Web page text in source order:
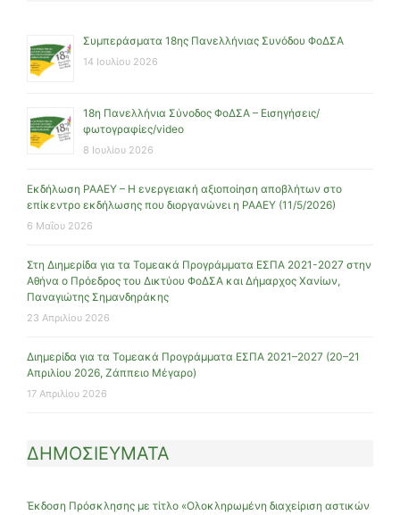
Συμπεράσματα 18ης Πανελλήνιας Συνόδου ΦοΔΣΑ
14 Ιουλίου 2026
18η Πανελλήνια Σύνοδος ΦοΔΣΑ – Εισηγήσεις/
φωτογραφίες/video
8 Ιουλίου 2026
Εκδήλωση ΡΑΑΕΥ – Η ενεργειακή αξιοποίηση αποβλήτων στο
επίκεντρο εκδήλωσης που διοργανώνει η ΡΑΑΕΥ (11/5/2026)
6 Μαΐου 2026
Στη Διημερίδα για τα Τομεακά Προγράμματα ΕΣΠΑ 2021-2027 στην
Αθήνα ο Πρόεδρος του Δικτύου ΦοΔΣΑ και Δήμαρχος Χανίων,
Παναγιώτης Σημανδηράκης
23 Απριλίου 2026
Διημερίδα για τα Τομεακά Προγράμματα ΕΣΠΑ 2021–2027 (20–21
Απριλίου 2026, Ζάππειο Μέγαρο)
17 Απριλίου 2026
ΔΗΜΟΣΙΕΥΜΑΤΑ
Έκδοση Πρόσκλησης με τίτλο «Ολοκληρωμένη διαχείριση αστικών